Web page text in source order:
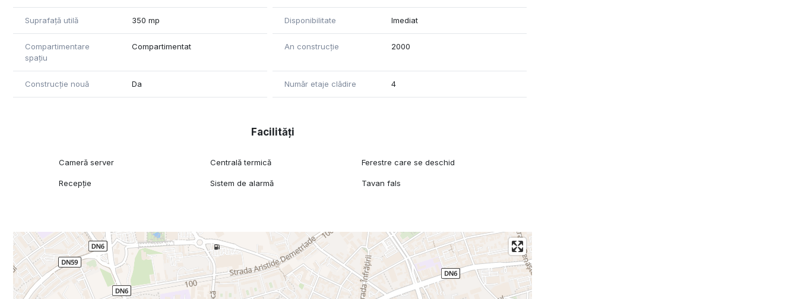
Suprafață utilă 350 mp Disponibilitate Imediat
Compartimentare
spațiu
Compartimentat An construcție 2000
Construcție nouă Da Număr etaje clădire 4
Facilități
Cameră server Centrală termică Ferestre care se deschid
Recepție Sistem de alarmă Tavan fals